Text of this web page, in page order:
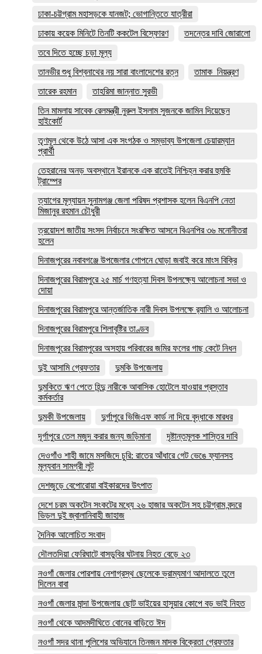
ঢাকা-চট্টগ্রাম মহাসড়কে যানজট; ভোগান্তিতে যাত্রীরা
ঢাকায় কয়েক মিনিটে তিনটি ককটেল বিস্ফোরণ
তদন্তের দাবি জোরালো
তবে দিতে হচ্ছে চড়া মূল্য
তানভীর শুধু বিশ্বনাথের নয় সারা বাংলাদেশের রত্ন
তামাক_নিয়ন্ত্রণ
তারেক রহমান
তাহরিমা জান্নাত সুরভী
তিন মামলায় সাবেক রেলমন্ত্রী নুরুল ইসলাম সুজনকে জামিন দিয়েছেন
হাইকোর্ট
তৃণমূল থেকে উঠে আসা এক সংগঠক ও সম্ভাব্য উপজেলা চেয়ারম্যান
প্রার্থী
তেহরানের অনড় অবস্থানে ইরানকে এক রাতেই নিশ্চিহ্ন করার হুমকি
ট্রাম্পের
ত্যাগের মূল্যায়ন সুনামগঞ্জ জেলা পরিষদ প্রশাসক হলেন বিএনপি নেতা
মিজানুর রহমান চৌধুরী
ত্রয়োদশ জাতীয় সংসদ নির্বাচনে সংরক্ষিত আসনে বিএনপির ৩৬ মনোনীতরা
হলেন
দিনাজপুরের নবাবগঞ্জে উপজেলার গোপনে ঘোড়া জবাই করে মাংস বিক্রি
দিনাজপুরের ‎বিরামপুরে ২৫ মার্চ গণহত্যা দিবস উপলক্ষ্যে আলোচনা সভা ও
দোয়া
দিনাজপুরের বিরামপুরে আন্তর্জাতিক নারী দিবস উপলক্ষে র‍্যালি ও আলোচনা
দিনাজপুরের বিরামপুরে শিলাবৃষ্টির তাণ্ডব
দিনাজপুরের বিরামপুরের অসহায় পরিবারের জমির ফলের গাছ কেটে নিধন
দুই আসামি গ্রেফতার
দুমকি উপজেলায়
দুমকিতে ঋণ পেতে হিন্দু নারীকে আবাসিক হোটেলে যাওয়ার প্রস্তাব
কর্মকর্তার
দুমকী উপজেলায়
দুর্গাপুরে ভিজিএফ কার্ড না দিয়ে বৃদ্ধাকে মারধর
দূর্গাপুরে তেল মজুদ করার জন্য জড়িমানা
দৃষ্টান্তমূলক শাস্তির দাবি
দেওগাঁও শাহী জামে মসজিদে চুরি: রাতের আঁধারে গেট ভেঙে ফ্যানসহ
মূল্যবান সামগ্রী লুট
দেশজুড়ে বেপোরোয়া বাইকারদের উৎপাত
দেশে চরম অকটেন সংকটের মধ্যে ২৬ হাজার অকটেন সহ চট্টগ্রাম বন্দরে
ভিড়ল দুই জ্বালানিবাহী জাহাজ
দৈনিক আলোচিত সংবাদ
দৌলতদিয়া ফেরিঘাটে বাসডুবির ঘটনায় নিহত বেড়ে ২৩
নওগাঁ জেলার পোরশায় নেশাগ্রস্থ ছেলেকে ভ্রাম্যমাণ আদালতে তুলে
দিলেন বাবা
নওগাঁ জেলার মান্দা উপজেলায় ছোট ভাইয়ের হাসুয়ার কোপে বড় ভাই নিহত
নওগাঁ থেকে আদমদীঘিতে বোনের বাড়িতে ঈদ
নওগাঁ সদর থানা পুলিশের অভিযানে তিনজন মাদক বিক্রেতা গ্রেফতার